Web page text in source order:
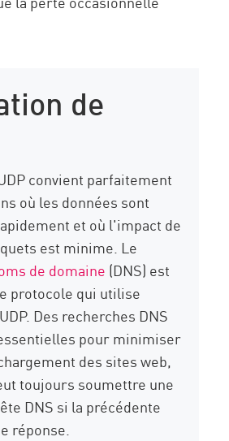
de
convient parfaitement
où les données sont
et où l'impact de
est minime. Le
de domaine (DNS) est
protocole qui utilise
Des recherches DNS
pour minimiser
des sites web,
toujours soumettre une
DNS si la précédente
réponse.